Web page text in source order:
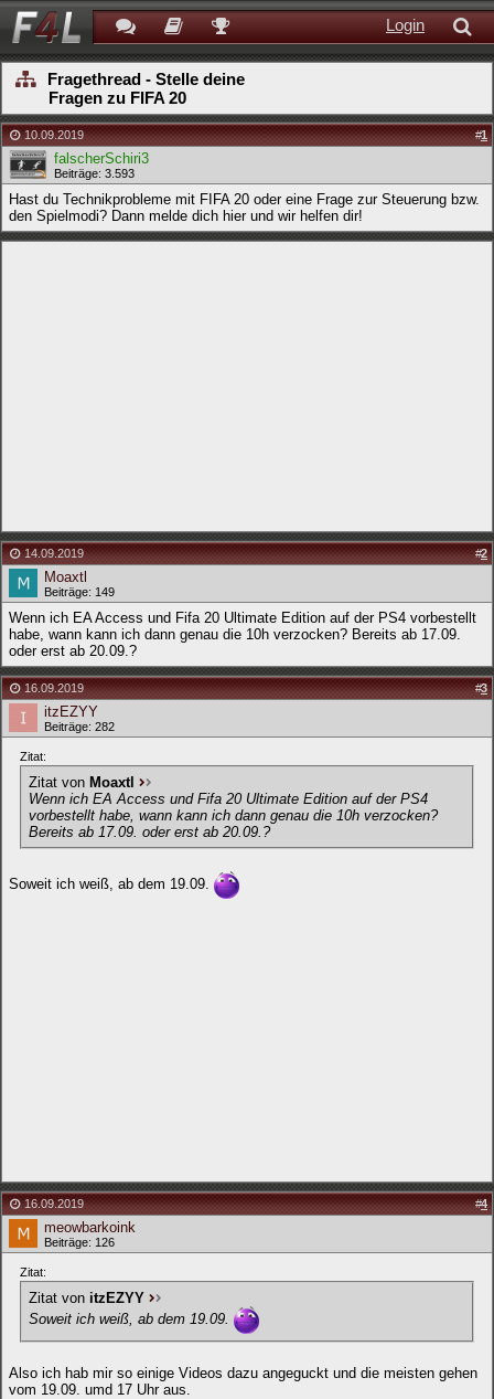
Login
Fragethread - Stelle deine
Fragen zu FIFA 20
10.09.2019 #1
falscherSchiri3
Beiträge: 3.593
Hast du Technikprobleme mit FIFA 20 oder eine Frage zur Steuerung bzw.
den Spielmodi? Dann melde dich hier und wir helfen dir!
14.09.2019 #2
Moaxtl
Beiträge: 149
Wenn ich EA Access und Fifa 20 Ultimate Edition auf der PS4 vorbestellt
habe, wann kann ich dann genau die 10h verzocken? Bereits ab 17.09.
oder erst ab 20.09.?
16.09.2019 #3
itzEZYY
Beiträge: 282
Zitat:
Zitat von Moaxtl
Wenn ich EA Access und Fifa 20 Ultimate Edition auf der PS4
vorbestellt habe, wann kann ich dann genau die 10h verzocken?
Bereits ab 17.09. oder erst ab 20.09.?
Soweit ich weiß, ab dem 19.09.
16.09.2019 #4
meowbarkoink
Beiträge: 126
Zitat:
Zitat von itzEZYY
Soweit ich weiß, ab dem 19.09.
Also ich hab mir so einige Videos dazu angeguckt und die meisten gehen
vom 19.09. umd 17 Uhr aus.